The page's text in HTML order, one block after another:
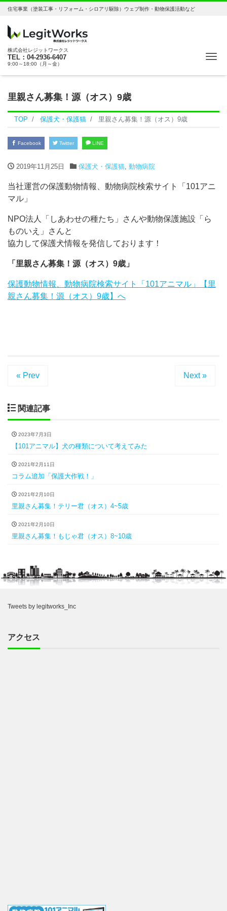
住宅事業（塗装工事・リフォーム・シロアリ駆除）ウェブ制作・動物保護活動など
株式会社レジットワークス
TEL：04-2936-6407
9:00～18:00（月～金）
ナ
里親さん募集！源（オス）9歳
TOP 保護犬・保護猫 里親さん募集！源（オス）9歳
Facebook Twitter LINE
2019年11月25日 保護犬・保護猫, 動物病院
当社運営の保護動物情報、動物病院検索サイト「101アニ
マル」
NPO法人「しあわせの種たち」さんや動物保護施設「ら
ものいえ」さんと
協力して保護犬情報を発信しております！
「里親さん募集！源（オス）9歳」
保護動物情報、動物病院検索サイト「101アニマル」【里
親さん募集！源（オス）9歳】へ
« Prev Next »
関連記事
2023年7月3日
【101アニマル】犬の種類について考えてみた
2021年2月11日
コラム追加「保護大作戦！」
2021年2月10日
里親さん募集！テリー君（オス）4~5歳
2021年2月10日
里親さん募集！もじゃ君（オス）8~10歳
Tweets by legitworks_Inc
アクセス